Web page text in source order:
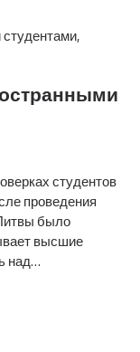
студентов
проведения
было
высшие
над…